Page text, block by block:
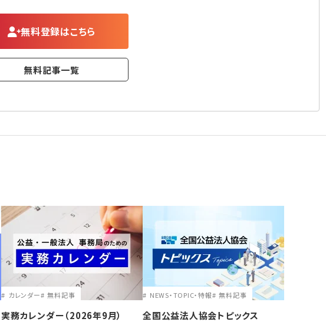
無料登録はこちら
無料記事一覧
カレンダー 無料記事
実務カレンダー（2026年9月）
NEWS・TOPIC・特報 無料記事
全国公益法人協会トピックス